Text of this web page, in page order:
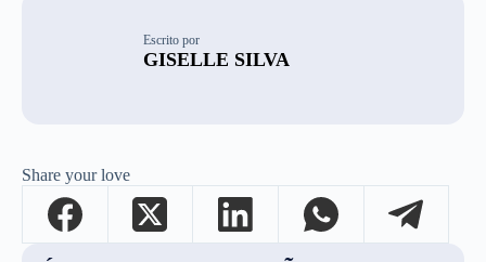
Escrito por
GISELLE SILVA
Share your love